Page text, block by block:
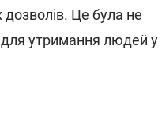
Це була не
для утримання людей у